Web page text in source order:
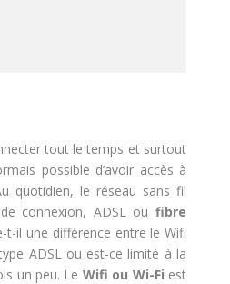
tout le temps et surtout
possible d’avoir accès à
quotidien, le réseau sans fil
connexion, ADSL ou fibre
t-il une différence entre le Wifi
ADSL ou est-ce limité à la
un peu. Le Wifi ou Wi-Fi est